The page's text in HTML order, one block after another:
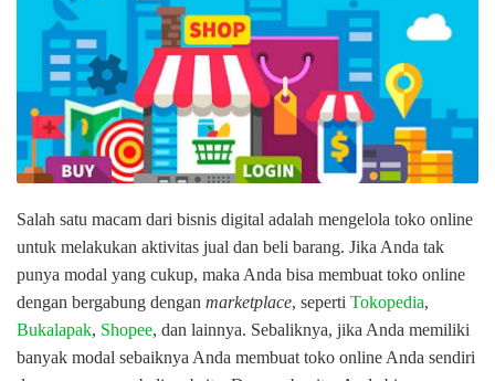
Salah satu macam dari bisnis digital adalah mengelola toko online
untuk melakukan aktivitas jual dan beli barang. Jika Anda tak
punya modal yang cukup, maka Anda bisa membuat toko online
dengan bergabung dengan marketplace, seperti Tokopedia,
Bukalapak, Shopee, dan lainnya. Sebaliknya, jika Anda memiliki
banyak modal sebaiknya Anda membuat toko online Anda sendiri